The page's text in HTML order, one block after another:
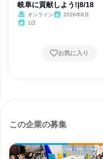
岐阜に貢献しよう!|8/18
オンライン
2026年8月
1日
お気に入り
この企業の募集